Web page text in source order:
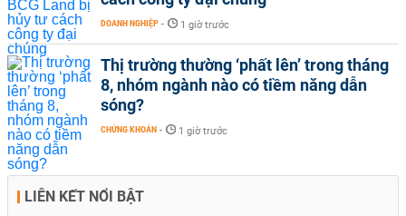
DOANH NGHIỆP - 1 giờ trước
Thị trường thường ‘phất lên’ trong tháng
8, nhóm ngành nào có tiềm năng dẫn
sóng?
CHỨNG KHOÁN - 1 giờ trước
LIÊN KẾT NỔI BẬT